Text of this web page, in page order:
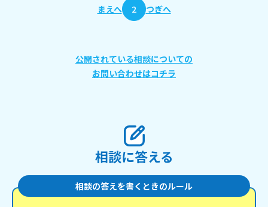
まえへ 2 つぎへ
公開されている相談についての
お問い合わせはコチラ
相談に答える
相談の答えを書くときのルール